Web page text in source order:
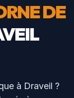
DE
à Draveil ?